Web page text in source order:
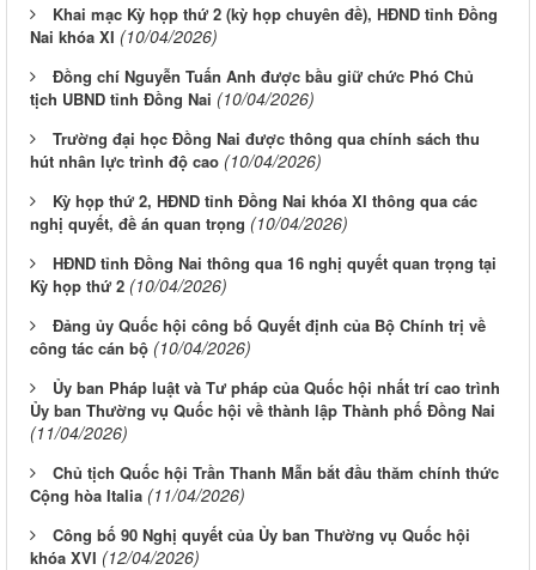
Khai mạc Kỳ họp thứ 2 (kỳ họp chuyên đề), HĐND tỉnh Đồng
Nai khóa XI (10/04/2026)
Đồng chí Nguyễn Tuấn Anh được bầu giữ chức Phó Chủ
tịch UBND tỉnh Đồng Nai (10/04/2026)
Trường đại học Đồng Nai được thông qua chính sách thu
hút nhân lực trình độ cao (10/04/2026)
Kỳ họp thứ 2, HĐND tỉnh Đồng Nai khóa XI thông qua các
nghị quyết, đề án quan trọng (10/04/2026)
HĐND tỉnh Đồng Nai thông qua 16 nghị quyết quan trọng tại
Kỳ họp thứ 2 (10/04/2026)
Đảng ủy Quốc hội công bố Quyết định của Bộ Chính trị về
công tác cán bộ (10/04/2026)
Ủy ban Pháp luật và Tư pháp của Quốc hội nhất trí cao trình
Ủy ban Thường vụ Quốc hội về thành lập Thành phố Đồng Nai
(11/04/2026)
Chủ tịch Quốc hội Trần Thanh Mẫn bắt đầu thăm chính thức
Cộng hòa Italia (11/04/2026)
Công bố 90 Nghị quyết của Ủy ban Thường vụ Quốc hội
khóa XVI (12/04/2026)